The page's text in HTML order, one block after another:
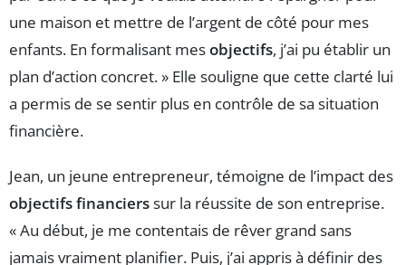
une maison et mettre de l’argent de côté pour mes
enfants. En formalisant mesobjectifs, j’ai pu établir un
plan d’action concret. » Elle souligne que cette clarté lui
a permis de se sentir plus en contrôle de sa situation
financière.
Jean, un jeune entrepreneur, témoigne de l’impact des
objectifs financierssur la réussite de son entreprise.
« Au début, je me contentais de rêver grand sans
jamais vraiment planifier. Puis, j’ai appris à définir des